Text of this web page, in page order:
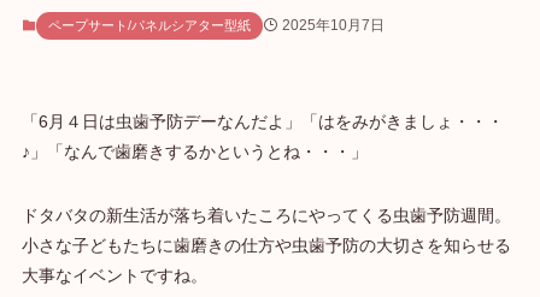
ペープサート/パネルシアター型紙 2025年10月7日
「6月４日は虫歯予防デーなんだよ」「はをみがきましょ・・・
♪」「なんで歯磨きするかというとね・・・」
ドタバタの新生活が落ち着いたころにやってくる虫歯予防週間。
小さな子どもたちに歯磨きの仕方や虫歯予防の大切さを知らせる
大事なイベントですね。